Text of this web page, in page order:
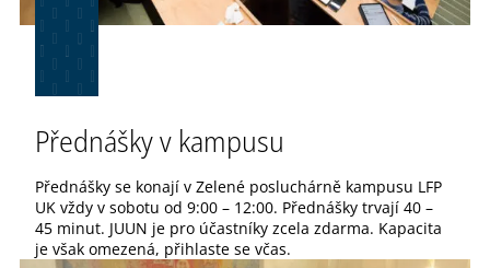
Přednášky v kampusu
Přednášky se konají v Zelené posluchárně kampusu LFP
UK vždy v sobotu od 9:00 – 12:00. Přednášky trvají 40 –
45 minut. JUUN je pro účastníky zcela zdarma. Kapacita
je však omezená, přihlaste se včas.